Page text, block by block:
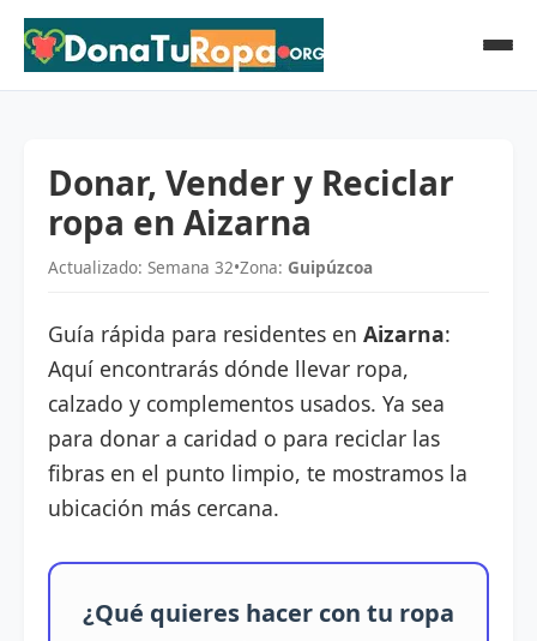
Donar, Vender y Reciclar
ropa en Aizarna
Actualizado: Semana 32•Zona: Guipúzcoa
Guía rápida para residentes en Aizarna:
Aquí encontrarás dónde llevar ropa,
calzado y complementos usados. Ya sea
para donar a caridad o para reciclar las
fibras en el punto limpio, te mostramos la
ubicación más cercana.
¿Qué quieres hacer con tu ropa